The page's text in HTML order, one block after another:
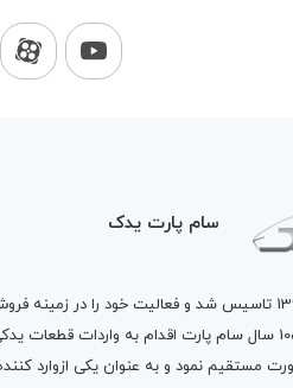
سام پارت یدک
در سال 1365 تاسیس شد و فعالیت خود را در
داخلی آغاز کرد . پس از گذشت10 سال سام پارت اقدام به واردات
مستقیم نمود و به عنوان یکی ازوارد